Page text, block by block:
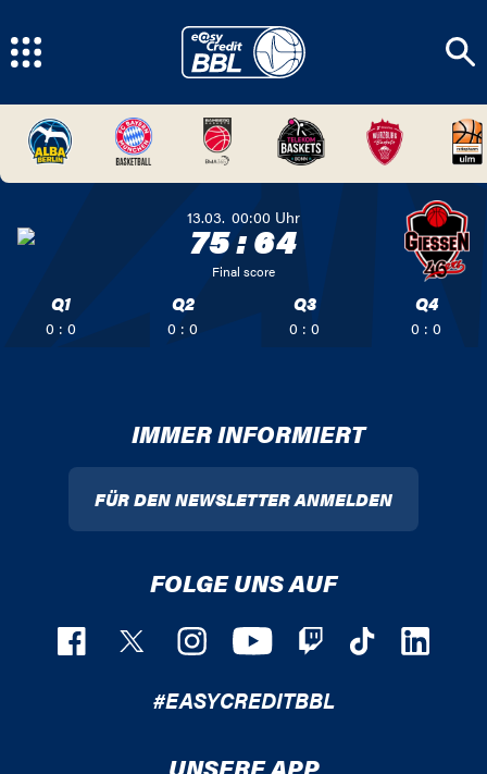
13.03. 00:00 Uhr
75:64
Final score
Q1
0 : 0
Q2
0 : 0
Q3
0 : 0
Q4
0 : 0
IMMER INFORMIERT
FÜR DEN NEWSLETTER ANMELDEN
FOLGE UNS AUF
#EASYCREDITBBL
UNSERE APP